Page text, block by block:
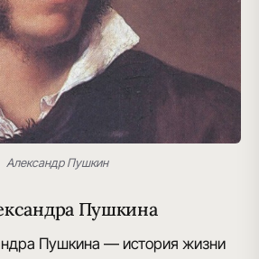
Александр Пушкин
Пушкина
Пушкина — история жизни